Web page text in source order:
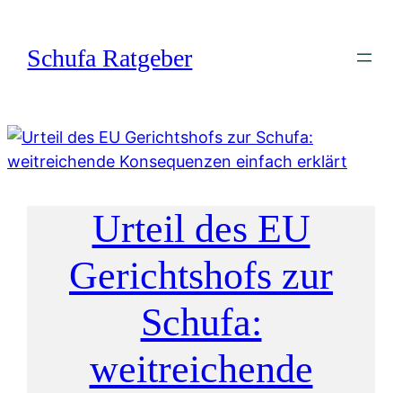
springen
Schufa Ratgeber
Urteil des EU
Gerichtshofs zur
Schufa:
weitreichende